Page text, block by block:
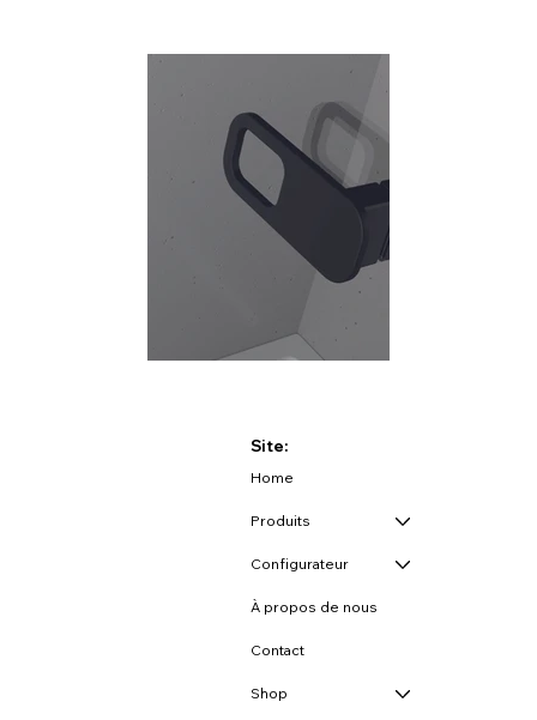
Site:
Home
Produits
Configurateur
À propos de nous
Contact
Shop